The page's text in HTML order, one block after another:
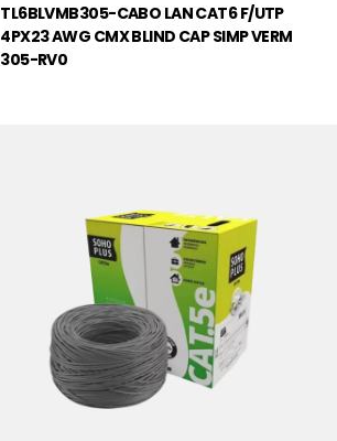
TL6BLVMB305-CABO LAN CAT6 F/UTP
4PX23 AWG CMX BLIND CAP SIMP VERM
305-RV0